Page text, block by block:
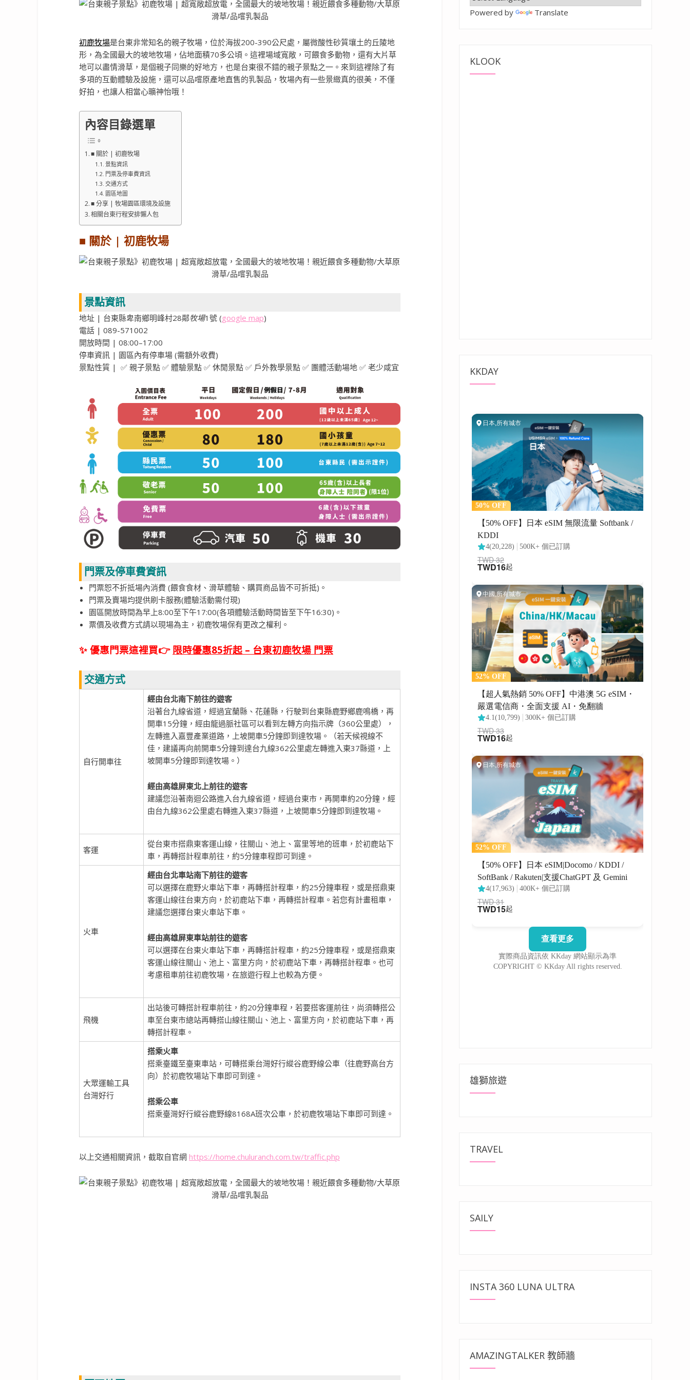
初鹿牧場是台東非常知名的親子牧場，位於海拔200-390公尺處，屬微酸性砂質壤土的丘陵地
形，為全國最大的坡地牧場，佔地面積70多公頃。這裡場域寬敞，可餵食多動物，還有大片草
地可以盡情滑草，是個親子同樂的好地方，也是台東很不錯的親子景點之一。來到這裡除了有
多項的互動體驗及設施，還可以品嚐原產地直售的乳製品，牧場內有一些景緻真的很美，不僅
好拍，也讓人相當心曠神怡哦！
內容目錄選單
■ 關於 | 初鹿牧場
景點資訊
門票及停車費資訊
交通方式
園區地圖
■ 分享 | 牧場園區環境及設施
相關台東行程安排懶人包
■ 關於 | 初鹿牧場
景點資訊
地址 | 台東縣卑南鄉明峰村28鄰牧場1號 (google map)
電話 | 089-571002
開放時間 | 08:00–17:00
停車資訊 | 園區內有停車場 (需額外收費)
景點性質 | ✅ 親子景點 ✅ 體驗景點 ✅ 休閒景點 ✅ 戶外教學景點 ✅ 團體活動場地 ✅ 老少咸宜
門票及停車費資訊
門票恕不折抵場內消費 (餵食食材、滑草體驗、購買商品皆不可折抵)。
門票及賣場均提供刷卡服務(體驗活動需付現)
園區開放時間為早上8:00至下午17:00(各項體驗活動時間皆至下午16:30)。
票價及收費方式請以現場為主，初鹿牧場保有更改之權利。
✨ 優惠門票這裡買👉 限時優惠85折起 – 台東初鹿牧場 門票
交通方式
自行開車往
經由台北南下前往的遊客
沿著台九線省道，經過宜蘭縣、花蓮縣，行駛到台東縣鹿野鄉鹿鳴橋，再
開車15分鐘，經由龍過脈社區可以看到左轉方向指示牌（360公里處），
左轉進入嘉豐產業道路，上坡開車5分鐘即到達牧場。（若天候視線不
佳，建議再向前開車5分鐘到達台九線362公里處左轉進入東37縣道，上
坡開車5分鐘即到達牧場。）
經由高雄屏東北上前往的遊客
建議您沿著南迴公路進入台九線省道，經過台東市，再開車約20分鐘，經
由台九線362公里處右轉進入東37縣道，上坡開車5分鐘即到達牧場。
客運
從台東市搭鼎東客運山線，往關山、池上、富里等地的班車，於初鹿站下
車，再轉搭計程車前往，約5分鐘車程即可到達。
火車
經由台北車站南下前往的遊客
可以選擇在鹿野火車站下車，再轉搭計程車，約25分鐘車程，或是搭鼎東
客運山線往台東方向，於初鹿站下車，再轉搭計程車。若您有計畫租車，
建議您選擇台東火車站下車。
經由高雄屏東車站前往的遊客
可以選擇在台東火車站下車，再轉搭計程車，約25分鐘車程，或是搭鼎東
客運山線往關山、池上、富里方向，於初鹿站下車，再轉搭計程車。也可
考慮租車前往初鹿牧場，在旅遊行程上也較為方便。
飛機
出站後可轉搭計程車前往，約20分鐘車程，若要搭客運前往，尚須轉搭公
車至台東市總站再轉搭山線往關山、池上、富里方向，於初鹿站下車，再
轉搭計程車。
大眾運輸工具
台灣好行
搭乘火車
搭乘臺鐵至臺東車站，可轉搭乘台灣好行縱谷鹿野線公車（往鹿野高台方
向）於初鹿牧場站下車即可到達。
搭乘公車
搭乘臺灣好行縱谷鹿野線8168A班次公車，於初鹿牧場站下車即可到達。
以上交通相關資訊，截取自官網 https://home.chuluranch.com.tw/traffic.php
Powered by Translate
KLOOK
KKDAY
雄獅旅遊
TRAVEL
SAILY
INSTA 360 LUNA ULTRA
AMAZINGTALKER 教師牆